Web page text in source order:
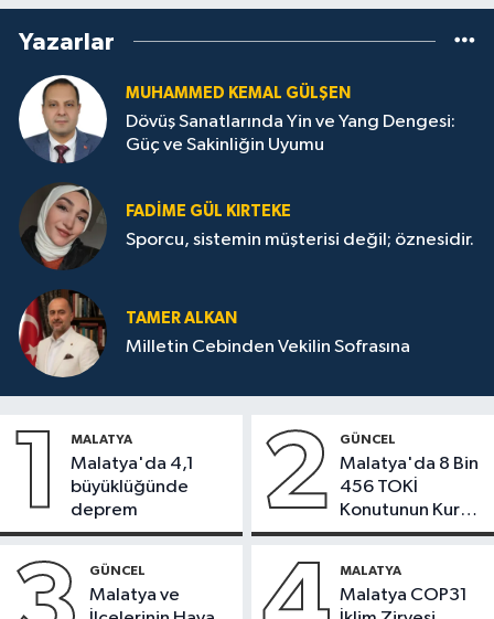
Yazarlar
MUHAMMED KEMAL GÜLŞEN
Dövüş Sanatlarında Yin ve Yang Dengesi:
Güç ve Sakinliğin Uyumu
FADIME GÜL KIRTEKE
Sporcu, sistemin müşterisi değil; öznesidir.
TAMER ALKAN
Milletin Cebinden Vekilin Sofrasına
1 MALATYA
Malatya'da 4,1
büyüklüğünde
deprem
2 GÜNCEL
Malatya'da 8 Bin
456 TOKİ
Konutunun Kurası
Bugün Çekiliyor
GÜNCEL
Malatya ve
MALATYA
Malatya COP31